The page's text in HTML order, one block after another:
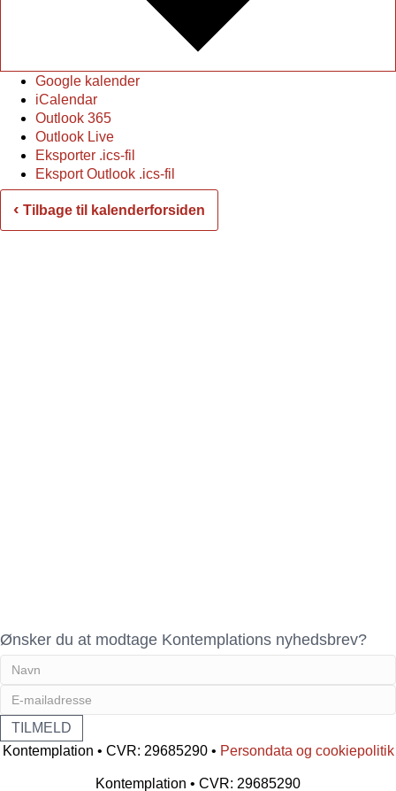
Google kalender
iCalendar
Outlook 365
Outlook Live
Eksporter .ics-fil
Eksport Outlook .ics-fil
‹ Tilbage til kalenderforsiden
Ønsker du at modtage Kontemplations nyhedsbrev?
Kontemplation • CVR: 29685290 • Persondata og cookiepolitik
Kontemplation • CVR: 29685290